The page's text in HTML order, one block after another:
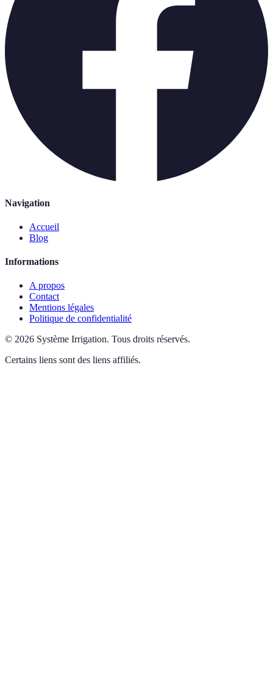
Navigation
Accueil
Blog
Informations
A propos
Contact
Mentions légales
Politique de confidentialité
© 2026 Système Irrigation. Tous droits réservés.
Certains liens sont des liens affiliés.